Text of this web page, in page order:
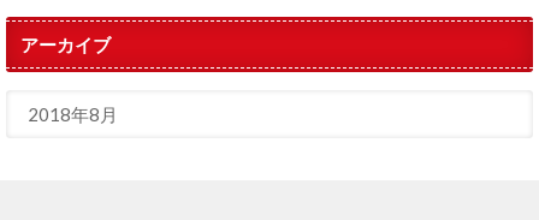
アーカイブ